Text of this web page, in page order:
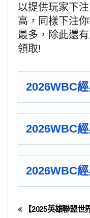
以提供玩家下
高，同樣下注你
最多，除此還
領取!
2026WBC
2026WBC
2026WBC
【2025英雄聯盟世界